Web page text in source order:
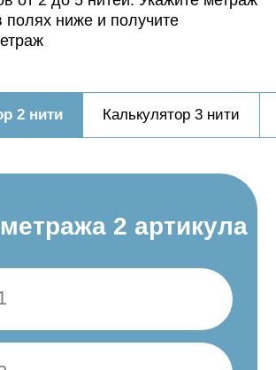
полях ниже и получите
2 нити Калькулятор 3 нити